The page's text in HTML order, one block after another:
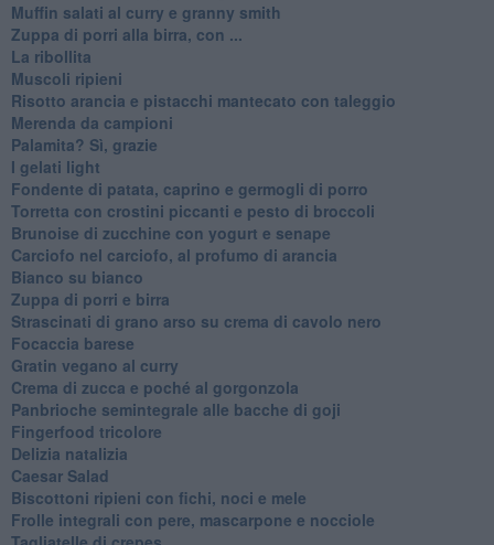
Muffin salati al curry e granny smith
Zuppa di porri alla birra, con ...
La ribollita
Muscoli ripieni
Risotto arancia e pistacchi mantecato con taleggio
Merenda da campioni
Palamita? Sì, grazie
I gelati light
Fondente di patata, caprino e germogli di porro
Torretta con crostini piccanti e pesto di broccoli
Brunoise di zucchine con yogurt e senape
Carciofo nel carciofo, al profumo di arancia
Bianco su bianco
Zuppa di porri e birra
Strascinati di grano arso su crema di cavolo nero
Focaccia barese
Gratin vegano al curry
Crema di zucca e poché al gorgonzola
Panbrioche semintegrale alle bacche di goji
Fingerfood tricolore
Delizia natalizia
Caesar Salad
Biscottoni ripieni con fichi, noci e mele
Frolle integrali con pere, mascarpone e nocciole